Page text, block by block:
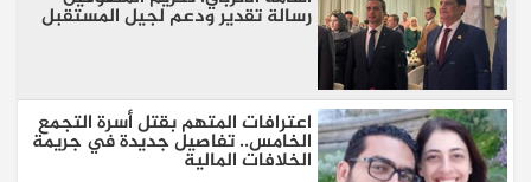
رسالة تقدير ودعم لجيل المستقبل
اعترافات المتهم بقتل أسرة التجمع
الخامس.. تفاصيل جديدة في جريمة
الخلافات المالية